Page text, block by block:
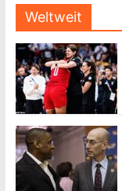
Weltweit